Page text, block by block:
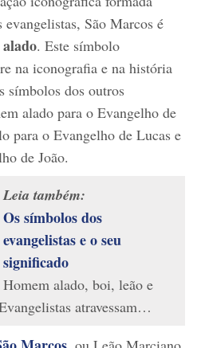
São Marcos é
. Este símbolo
na iconografia e na história
símbolos dos outros
alado para o Evangelho de
para o Evangelho de Lucas e
de João.
Leia também:
Os símbolos dos
evangelistas e o seu
significado
Homem alado, boi, leão e
atravessam…